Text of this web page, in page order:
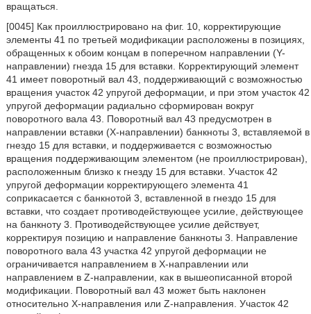
вращаться.
[0045] Как проиллюстрировано на фиг. 10, корректирующие
элементы 41 по третьей модификации расположены в позициях,
обращенных к обоим концам в поперечном направлении (Y-
направлении) гнезда 15 для вставки. Корректирующий элемент
41 имеет поворотный вал 43, поддерживающий с возможностью
вращения участок 42 упругой деформации, и при этом участок 42
упругой деформации радиально сформирован вокруг
поворотного вала 43. Поворотный вал 43 предусмотрен в
направлении вставки (X-направлении) банкноты 3, вставляемой в
гнездо 15 для вставки, и поддерживается с возможностью
вращения поддерживающим элементом (не проиллюстрирован),
расположенным близко к гнезду 15 для вставки. Участок 42
упругой деформации корректирующего элемента 41
соприкасается с банкнотой 3, вставленной в гнездо 15 для
вставки, что создает противодействующее усилие, действующее
на банкноту 3. Противодействующее усилие действует,
корректируя позицию и направление банкноты 3. Направление
поворотного вала 43 участка 42 упругой деформации не
ограничивается направлением в X-направлении или
направлением в Z-направлении, как в вышеописанной второй
модификации. Поворотный вал 43 может быть наклонен
относительно X-направления или Z-направления. Участок 42